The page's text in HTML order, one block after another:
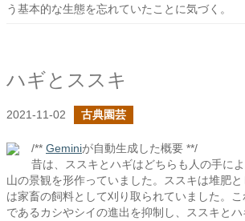
う基本的な生態を忘れていたことに気づく。
ハギとススキ
2021-11-02 古典園芸
/** Geminiが自動生成した概要 **/
昔は、ススキとハギはどちらも人の手に
山の景観を形作っていました。ススキは堆肥
は家畜の飼料として刈り取られていました。
であるカシやシイの進出を抑制し、ススキと